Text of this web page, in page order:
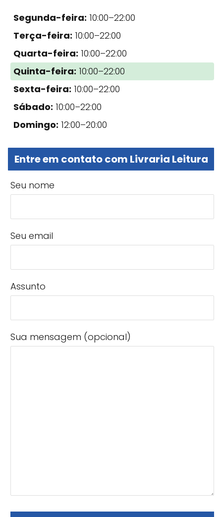
Segunda-feira: 10:00–22:00
Terça-feira: 10:00–22:00
Quarta-feira: 10:00–22:00
Quinta-feira: 10:00–22:00
Sexta-feira: 10:00–22:00
Sábado: 10:00–22:00
Domingo: 12:00–20:00
Entre em contato com Livraria Leitura
Seu nome
Seu email
Assunto
Sua mensagem (opcional)